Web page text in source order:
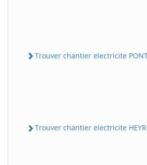
Trouver chantier electricite
Trouver chantier electricite